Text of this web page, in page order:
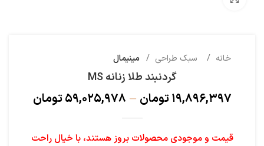
خانه سبک طراحی مینیمال
گردنبند طلا زنانه MS
۱۹,۸۹۶,۳۹۷ تومان – ۵۹,۰۲۵,۹۷۸ تومان
قیمت و موجودی محصولات بروز هستند، با خیال راحت